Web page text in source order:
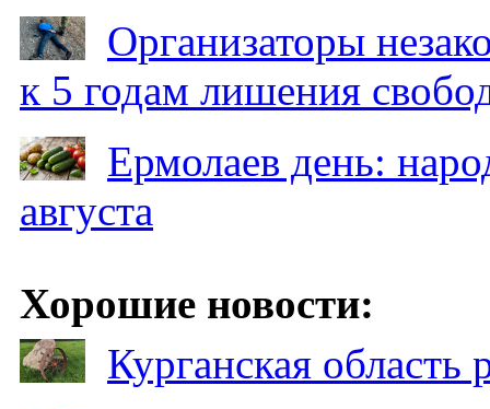
Организаторы
к 5 годам лишения
Ермолаев день:
августа
Хорошие новости:
Курганская